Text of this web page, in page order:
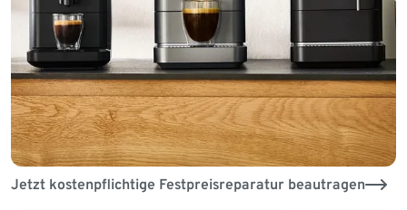
Jetzt kostenpflichtige Festpreisreparatur beautragen